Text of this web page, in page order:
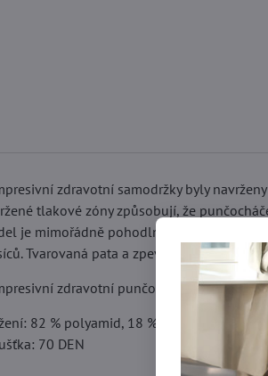
zdravotní samodržky byly
tlakové zóny způsobují, že
je mimořádně pohodlný pro nošení.
Tvarovaná pata a zpevněné prsty
zdravotní punčochy jsou úlevou
82 % polyamid, 18 % elastan
70 DEN